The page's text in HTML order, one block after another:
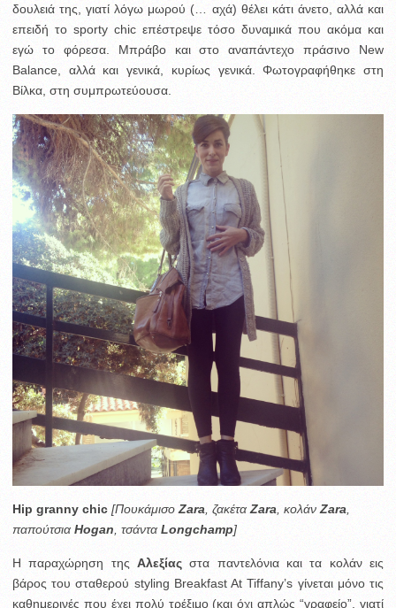
δουλειά της, γιατί λόγω μωρού (… αχά) θέλει κάτι άνετο, αλλά και
επειδή το sporty chic επέστρεψε τόσο δυναμικά που ακόμα και
εγώ το φόρεσα. Μπράβο και στο αναπάντεχο πράσινο New
Balance, αλλά και γενικά, κυρίως γενικά. Φωτογραφήθηκε στη
Βίλκα, στη συμπρωτεύουσα.
Hip granny chic [Πουκάμισο Zara , ζακέτα Zara κολάν Zara
παπούτσιαHogan , τσάνταLongchamp]
Η παραχώρηση της Αλεξίας στα παντελόνια και τα κολάν εις
βάρος του σταθερού styling Breakfast At Tiffany’s γίνεται μόνο τις
καθημερινές που έχει πολύ τρέξιμο (και όχι απλώς “γραφείο”, γιατί